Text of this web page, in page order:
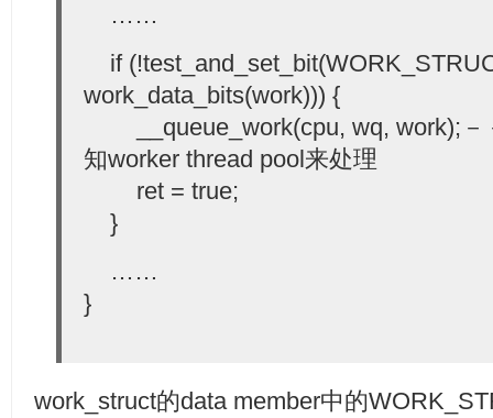
……
if
work_data_bits(work))) {
__queue_work(cpu, wq, work);－
知worker thread pool来处理
ret = true;
}
……
}
work_struct的data member中的